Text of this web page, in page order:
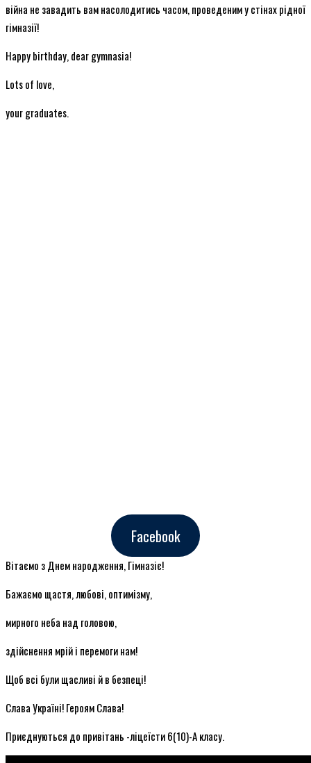
війна не завадить вам насолодитись часом, проведеним у стінах рідної
гімназії!
Happy birthday, dear gymnasia!
Lots of love,
your graduates.
Facebook
Вітаємо з Днем народження, Гімназіє!
Бажаємо щастя, любові, оптимізму,
мирного неба над головою,
здійснення мрій і перемоги нам!
Щоб всі були щасливі й в безпеці!
Слава Україні! Героям Слава!
Приєднуються до привітань -ліцеїсти 6(10)-А класу.